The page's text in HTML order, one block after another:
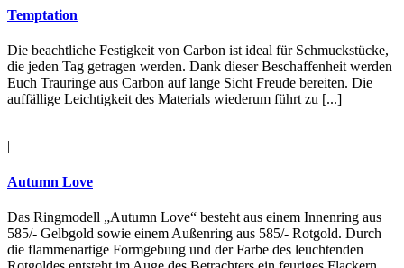
Temptation
Die beachtliche Festigkeit von Carbon ist ideal für Schmuckstücke,
die jeden Tag getragen werden. Dank dieser Beschaffenheit werden
Euch Trauringe aus Carbon auf lange Sicht Freude bereiten. Die
auffällige Leichtigkeit des Materials wiederum führt zu [...]
Autumn Love
Das Ringmodell „Autumn Love“ besteht aus einem Innenring aus
585/- Gelbgold sowie einem Außenring aus 585/- Rotgold. Durch
die flammenartige Formgebung und der Farbe des leuchtenden